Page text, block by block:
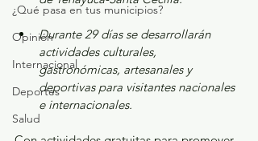
¿Qué pasa en tus municipios?
Opinión
Internacional
Deportes
Salud
Durante 29 días se desarrollarán
actividades culturales,
gastronómicas, artesanales y
deportivas para visitantes nacionales
e internacionales.